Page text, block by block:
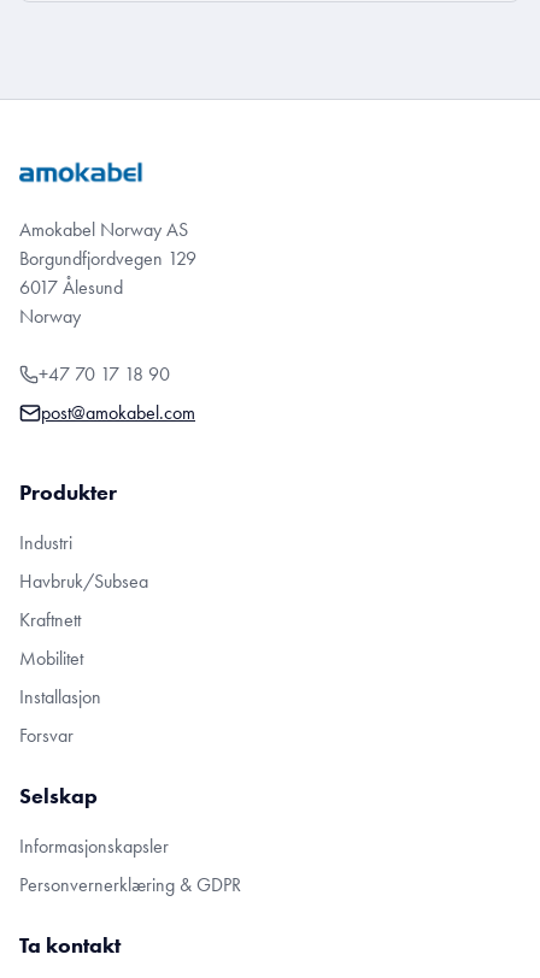
Amokabel Norway AS
Borgundfjordvegen 129
6017 Ålesund
Norway
+47 70 17 18 90
post@amokabel.com
Produkter
Industri
Havbruk/Subsea
Kraftnett
Mobilitet
Installasjon
Forsvar
Selskap
Informasjonskapsler
Personvernerklæring & GDPR
Ta kontakt